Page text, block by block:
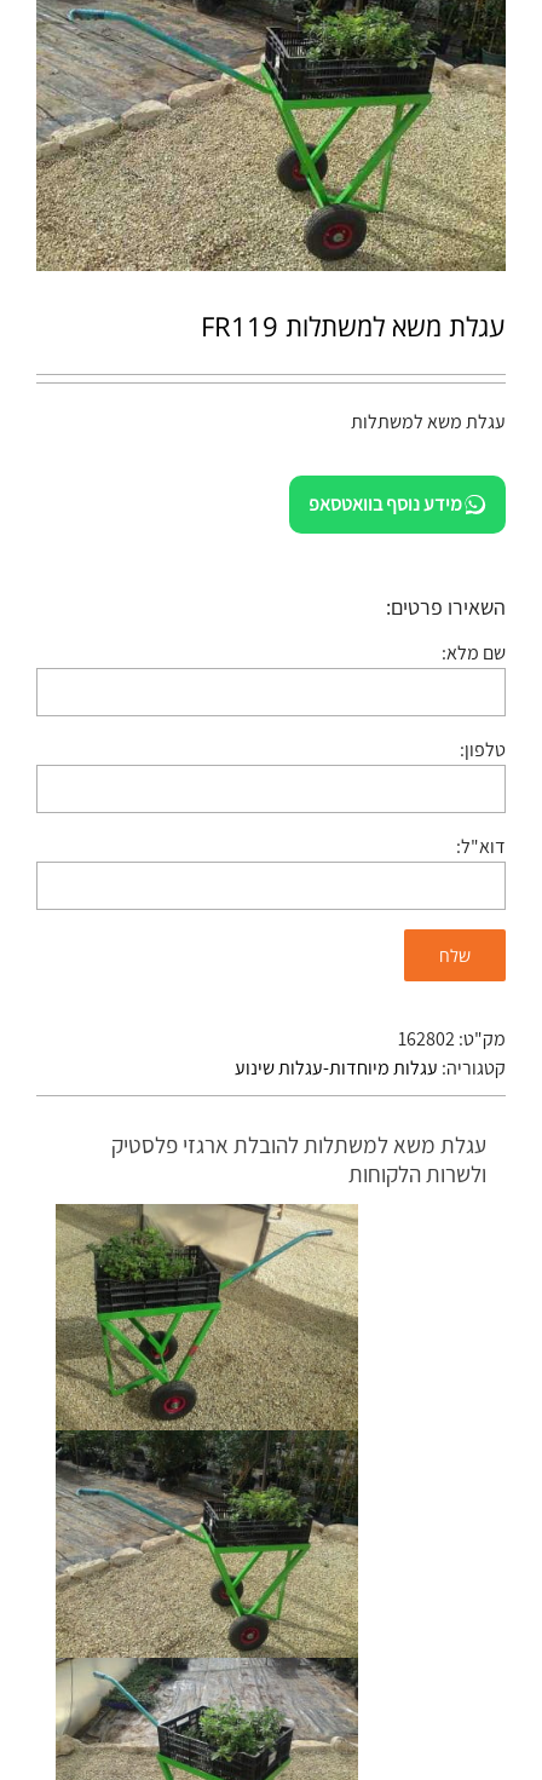
עגלת משא למשתלות FR119
עגלת משא למשתלות
מידע נוסף בוואטסאפ
השאירו פרטים:
שם מלא:
טלפון:
דוא"ל:
מק"ט:162802
קטגוריה: עגלות מיוחדות-עגלות שינוע
עגלת משא למשתלות להובלת ארגזי פלסטיק
ולשרות הלקוחות